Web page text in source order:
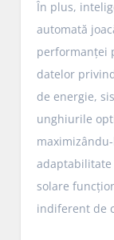
În plus,
automată
performanței
datelor
de energie,
unghiurile
solare
indiferent de